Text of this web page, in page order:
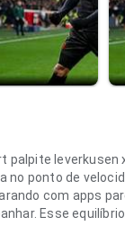
palpite
no ponto de
com apps
Esse